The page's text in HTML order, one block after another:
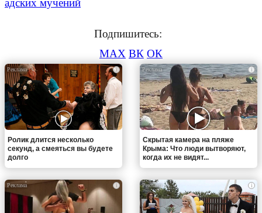
адских мучений
Подпишитесь:
MAX ВК ОК
i
Ролик длится несколько
секунд, а смеяться вы будете
долго
i
Скрытая камера на пляже
Крыма: Что люди вытворяют,
когда их не видят...
i i